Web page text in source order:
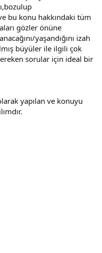
bu konu hakkındaki tüm
gözler önüne
yaşandığını izah
büyüler ile ilgili çok
sorular için ideal bir
yapılan ve konuyu